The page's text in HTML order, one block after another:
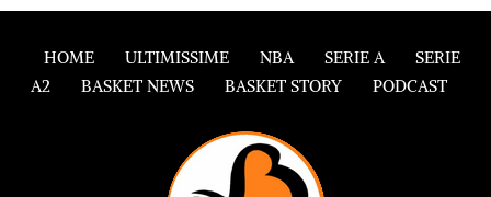
HOME ULTIMISSIME NBA SERIE A
SERIE
A2
BASKET NEWS BASKET STORY PODCAST